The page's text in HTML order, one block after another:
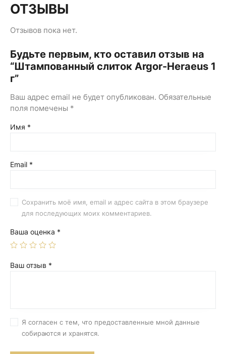
ОТЗЫВЫ
Отзывов пока нет.
Будьте первым, кто оставил отзыв на
“Штампованный слиток Argor-Heraeus 1
г”
Ваш адрес email не будет опубликован. Обязательные
поля помечены *
Имя *
Email *
Сохранить моё имя, email и адрес сайта в этом браузере
для последующих моих комментариев.
Ваша оценка *
Ваш отзыв *
Я согласен с тем, что предоставленные мной данные
собираются и хранятся.